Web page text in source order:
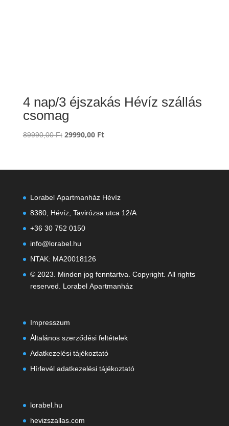
4 nap/3 éjszakás Hévíz szállás
csomag
89990,00Ft Original
89990,00 Ft.
29990,00 FtCurrent
29990,00 Ft.
Lorabel Apartmanház Hévíz
8380, Hévíz, Tavirózsa utca 12/A
+36 30 752 0150
info@lorabel.hu
NTAK: MA20018126
© 2023. Minden jog fenntartva. Copyright. All rights
reserved. Lorabel Apartmanház
Impresszum
Általános szerződési feltételek
Adatkezelési tájékoztató
Hírlevél adatkezelési tájékoztató
lorabel.hu
hevizszallas.com